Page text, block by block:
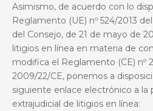
Asimismo, de acuerdo con lo
Reglamento (UE) nº 524/2013
del Consejo, de 21 de mayo de
litigios en línea en materia de
modifica el Reglamento (CE) nº
2009/22/CE, ponemos a
siguiente enlace electrónico a la
extrajudicial de litigios en línea: